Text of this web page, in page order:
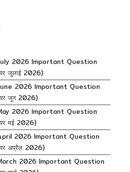
2026 Important Question
जुलाई 2026)
2026 Important Question
जून 2026)
2026 Important Question
मई 2026)
2026 Important Question
अप्रैल 2026)
2026 Important Question